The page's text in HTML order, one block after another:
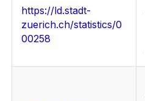
https://ld.stadt-
zuerich.ch/statistics/0
00258